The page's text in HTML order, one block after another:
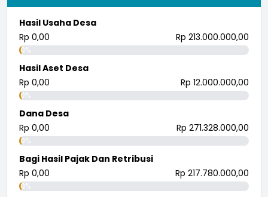
Hasil Usaha Desa
Rp 0,00
Rp 213.000.000,00
0%
Hasil Aset Desa
Rp 0,00
Rp 12.000.000,00
0%
Dana Desa
Rp 0,00
Rp 271.328.000,00
0%
Bagi Hasil Pajak Dan Retribusi
Rp 0,00
Rp 217.780.000,00
0%